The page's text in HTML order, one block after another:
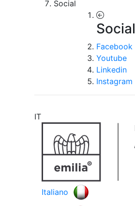
Social
Social
Facebook
Youtube
Linkedin
Instagram
IT
Italiano